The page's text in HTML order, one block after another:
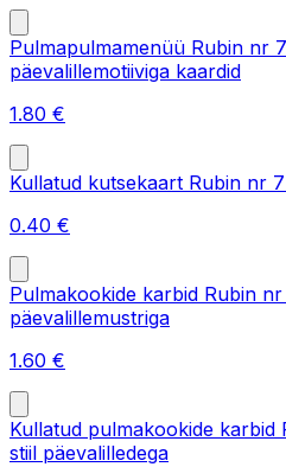
Pulmapulmamenüü Rubin nr
päevalillemotiiviga kaardid
1.80 €
Kullatud kutsekaart Rubin nr
0.40 €
Pulmakookide karbid Rubin
päevalillemustriga
1.60 €
Kullatud pulmakookide karbid
stiil päevalilledega